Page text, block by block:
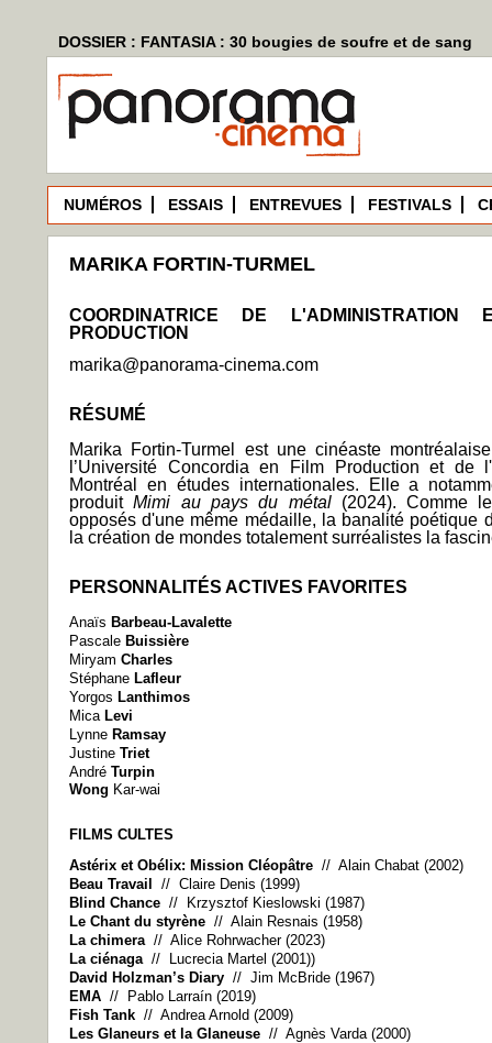
DOSSIER : FANTASIA : 30 bougies de soufre et de sang
NUMÉROS ESSAIS ENTREVUES FESTIVALS
MARIKA FORTIN-TURMEL
COORDINATRICE DE
PRODUCTION
marika@panorama-cinema.com
RÉSUMÉ
Marika Fortin-Turmel est une cinéaste
l’Université Concordia en Film Production et de
Montréal en études internationales. Elle a
produitMimi au pays du métal(2024). Comme
opposés d'une même médaille, la banalité poétique
la création de mondes totalement surréalistes la
PERSONNALITÉS ACTIVES FAVORITES
Anaïs Barbeau-Lavalette
Pascale Buissière
Miryam Charles
Stéphane Lafleur
Yorgos Lanthimos
Mica Levi
Lynne Ramsay
Justine Triet
André Turpin
Wong Kar-wai
FILMS CULTES
Astérix et Obélix: Mission Cléopâtre // Alain Chabat (2002)
Beau Travail
// Claire Denis (1999)
Blind Chance // Krzysztof Kieslowski (1987)
Le Chant du styrène // Alain Resnais (1958)
La chimera// Alice Rohrwacher (2023)
La ciénaga// Lucrecia Martel (2001))
David Holzman’s Diary // Jim McBride (1967)
EMA // Pablo Larraín (2019)
Fish Tank // Andrea Arnold (2009)
Les Glaneurs et la Glaneuse // Agnès Varda (2000)